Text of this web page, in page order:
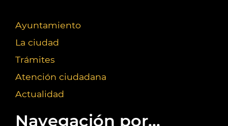
Ayuntamiento
La ciudad
Trámites
Atención ciudadana
Actualidad
Navegación por...